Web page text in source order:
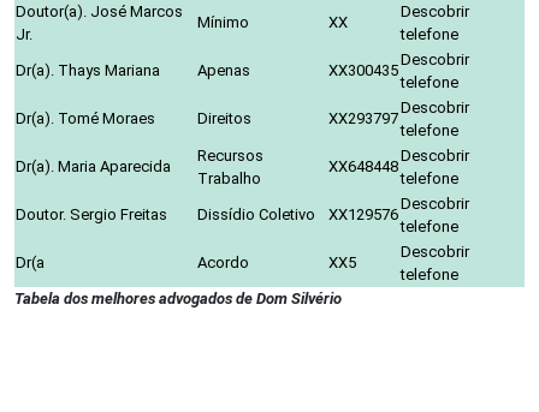
Doutor(a). José Marcos
Jr.
Mínimo XX
Descobrir
telefone
Dr(a). Thays Mariana
Apenas XX300435
Descobrir
telefone
Dr(a). Tomé Moraes
Direitos XX293797
Descobrir
telefone
Dr(a). Maria Aparecida
Recursos
Trabalho
XX648448
Descobrir
telefone
Doutor. Sergio Freitas
Dissídio Coletivo XX129576
Descobrir
telefone
Dr(a
Acordo XX5
Descobrir
telefone
Tabela dos melhores advogados de Dom Silvério